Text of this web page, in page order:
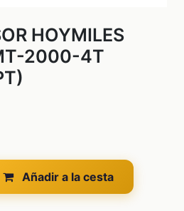
HOYMILES
2000-4T
Añadir a la cesta